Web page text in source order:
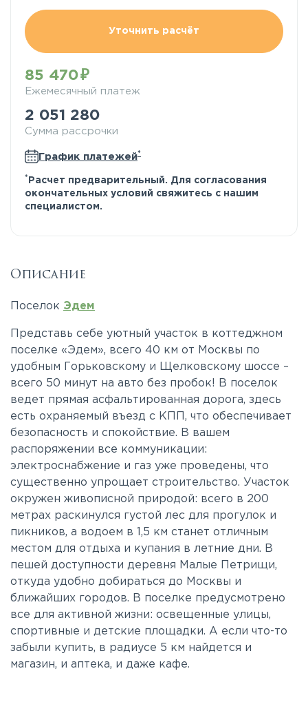
Уточнить расчёт
85 470
Ежемесячный платеж
2 051 280
Сумма рассрочки
График платежей*
* Расчет предварительный. Для согласования
окончательных условий свяжитесь с нашим
специалистом.
Описание
Поселок Эдем
Представь себе уютный участок в коттеджном
поселке «Эдем», всего 40 км от Москвы по
удобным Горьковскому и Щелковскому шоссе –
всего 50 минут на авто без пробок! В поселок
ведет прямая асфальтированная дорога, здесь
есть охраняемый въезд с КПП, что обеспечивает
безопасность и спокойствие. В вашем
распоряжении все коммуникации:
электроснабжение и газ уже проведены, что
существенно упрощает строительство. Участок
окружен живописной природой: всего в 200
метрах раскинулся густой лес для прогулок и
пикников, а водоем в 1,5 км станет отличным
местом для отдыха и купания в летние дни. В
пешей доступности деревня Малые Петрищи,
откуда удобно добираться до Москвы и
ближайших городов. В поселке предусмотрено
все для активной жизни: освещенные улицы,
спортивные и детские площадки. А если что-то
забыли купить, в радиусе 5 км найдется и
магазин, и аптека, и даже кафе.